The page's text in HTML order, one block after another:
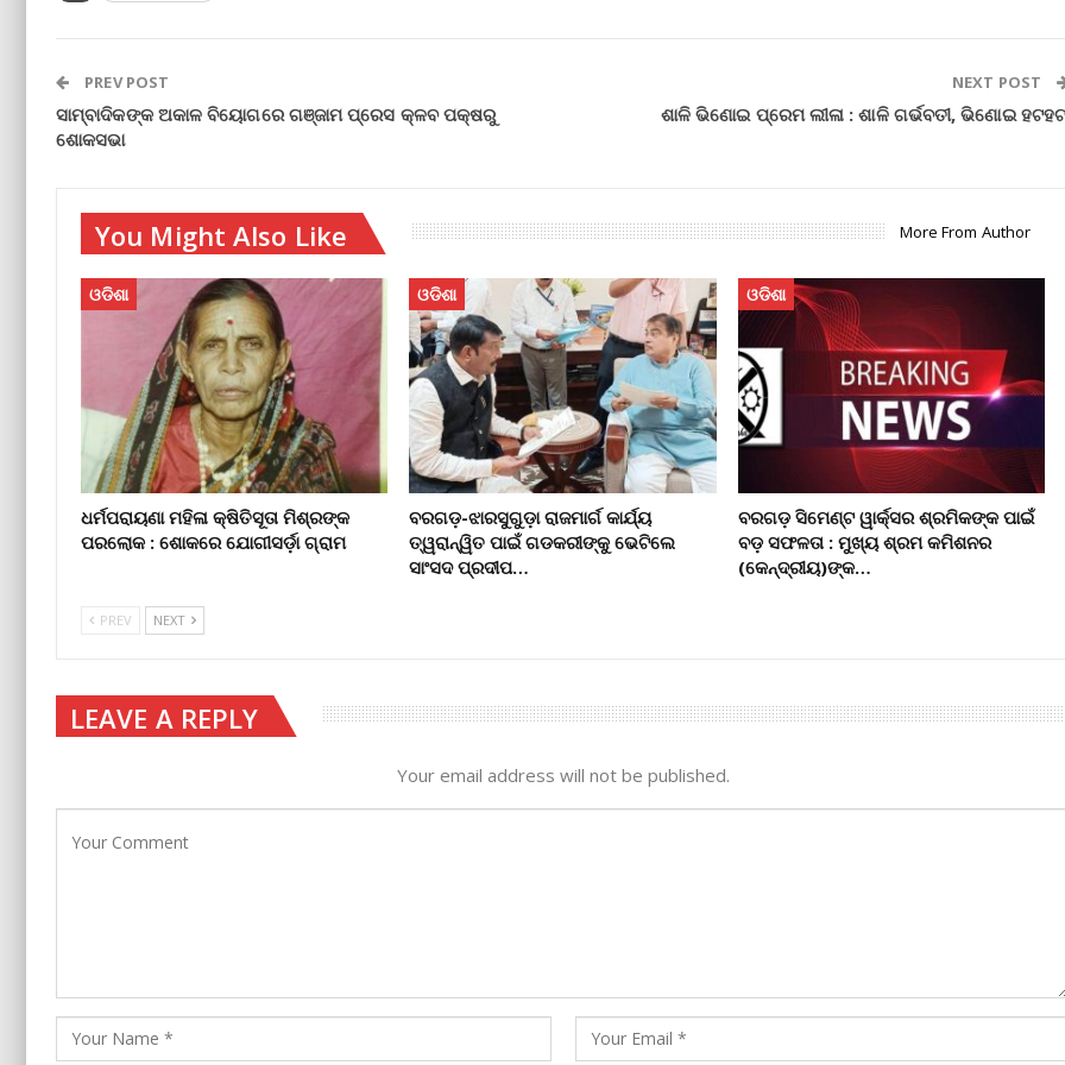
PREV POST
ସାମ୍ବାଦିକଙ୍କ ଅକାଳ ବିୟୋଗରେ ଗଞ୍ଜାମ ପ୍ରେସ କ୍ଳବ ପକ୍ଷରୁ
ଶୋକସଭା
NEXT POST
ଶାଳି ଭିଣୋଇ ପ୍ରେମ ଲୀଳା : ଶାଳି ଗର୍ଭବତୀ, ଭିଣୋଇ
You Might Also Like More From Author
ଓଡିଶା
ଧର୍ମପରାୟଣା ମହିଳା କ୍ଷିତିସୂତା ମିଶ୍ରଙ୍କ
ପରଲୋକ : ଶୋକରେ ଯୋଗୀସର୍ଡ଼ା ଗ୍ରାମ
ଓଡିଶା
ବରଗଡ଼-ଝାରସୁଗୁଡ଼ା ରାଜମାର୍ଗ କାର୍ଯ୍ୟ
ତ୍ୱରାନ୍ୱିତ ପାଇଁ ଗଡକରୀଙ୍କୁ ଭେଟିଲେ
ସାଂସଦ ପ୍ରଦୀପ…
ଓଡିଶା
ବରଗଡ଼ ସିମେଣ୍ଟ ୱାର୍କ୍ସର ଶ୍ରମିକଙ୍କ ପାଇଁ
ବଡ଼ ସଫଳତା : ମୁଖ୍ୟ ଶ୍ରମ କମିଶନର
(କେନ୍ଦ୍ରୀୟ)ଙ୍କ…
PREV NEXT
LEAVE A REPLY
Your email address will not be published.